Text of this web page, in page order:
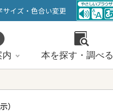
サイズ・色合い変更
内 本を探す・調べる
）